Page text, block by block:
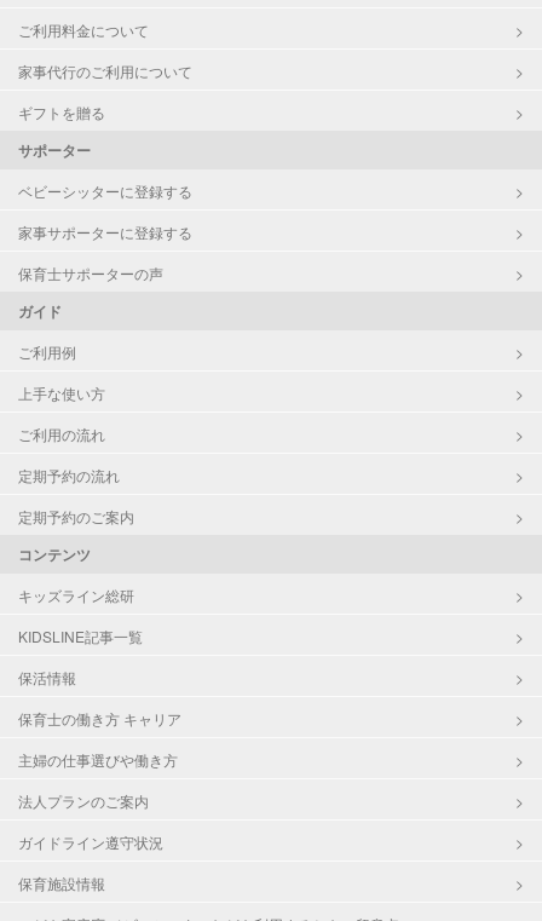
ご利用料金について
家事代行のご利用について
ギフトを贈る
サポーター
ベビーシッターに登録する
家事サポーターに登録する
保育士サポーターの声
ガイド
ご利用例
上手な使い方
ご利用の流れ
定期予約の流れ
定期予約のご案内
コンテンツ
キッズライン総研
KIDSLINE記事一覧
保活情報
保育士の働き方 キャリア
主婦の仕事選びや働き方
法人プランのご案内
ガイドライン遵守状況
保育施設情報